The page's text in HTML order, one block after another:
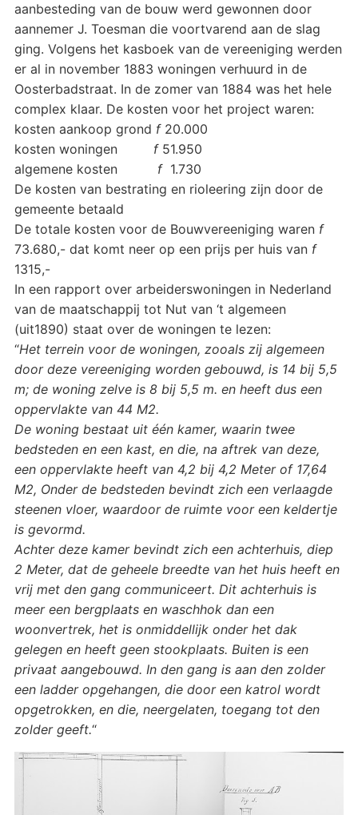
aanbesteding van de bouw werd gewonnen door
aannemer J. Toesman die voortvarend aan de slag
ging. Volgens het kasboek van de vereeniging werden
er al in november 1883 woningen verhuurd in de
Oosterbadstraat. In de zomer van 1884 was het hele
complex klaar. De kosten voor het project waren:
kosten aankoop grond f 20.000
kosten woningen f51.950
algemene kosten f1.730
De kosten van bestrating en rioleering zijn door de
gemeente betaald
De totale kosten voor de Bouwvereeniging waren f
73.680,- dat komt neer op een prijs per huis van f
1315,-
In een rapport over arbeiderswoningen in Nederland
van de maatschappij tot Nut van ‘t algemeen
(uit1890) staat over de woningen te lezen:
“Het terrein voor de woningen, zooals zij algemeen
door deze vereeniging worden gebouwd, is 14 bij 5,5
m; de woning zelve is 8 bij 5,5 m. en heeft dus een
oppervlakte van 44 M2.
De woning bestaat uit één kamer, waarin twee
bedsteden en een kast, en die, na aftrek van deze,
een oppervlakte heeft van 4,2 bij 4,2 Meter of 17,64
M2, Onder de bedsteden bevindt zich een verlaagde
steenen vloer, waardoor de ruimte voor een keldertje
is gevormd.
Achter deze kamer bevindt zich een achterhuis, diep
2 Meter, dat de geheele breedte van het huis heeft en
vrij met den gang communiceert. Dit achterhuis is
meer een bergplaats en waschhok dan een
woonvertrek, het is onmiddellijk onder het dak
gelegen en heeft geen stookplaats. Buiten is een
privaat aangebouwd. In den gang is aan den zolder
een ladder opgehangen, die door een katrol wordt
opgetrokken, en die, neergelaten, toegang tot den
zolder geeft.“